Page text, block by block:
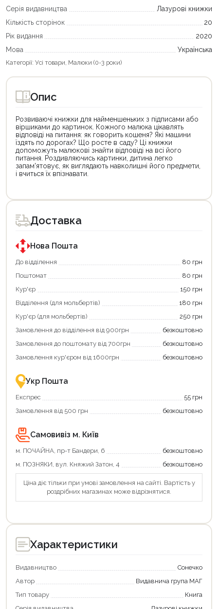
Серія видавництва
Лазурові книжки
Кількість сторінок
20
Рік видання
2020
Мова
Українська
Категорії: Усі товари, Малюки (0-3 роки)
Опис
Розвиваючі книжки для найменшеньких з підписами або
віршиками до картинок. Кожного малюка цікавлять
відповіді на питання: як говорить кошеня? Які машини
їздять по дорогах? Що росте в саду? Ці книжки
допоможуть малюкові знайти відповіді на всі його
питання. Роздивляючись картинки, дитина легко
запам'ятовує, як виглядають навколишні його предмети,
і вчиться їх впізнавати.
Доставка
Нова Пошта
До відділення
80 грн
Поштомат
80 грн
Кур'єр
150 грн
Відділення (для мольбертів)
180 грн
Кур'єр (для мольбертів)
250 грн
Замовлення до відділення від 900грн
безкоштовно
Замовлення до поштомату від 700грн
безкоштовно
Замовлення кур'єром від 1600грн
безкоштовно
Укр Пошта
Експрес
55 грн
Замовлення від 500 грн
безкоштовно
Самовивіз м. Київ
м. ПОЧАЙНА, пр-т Бандери, 6
безкоштовно
м. ПОЗНЯКИ, вул. Княжий Затон, 4
безкоштовно
Ціна діє тільки при умові замовлення на сайті. Вартість у
роздрібних магазинах може відрізнятися.
Характеристики
Видавництво
Сонечко
Автор
Видавнича група МАГ
Тип товару
Книга